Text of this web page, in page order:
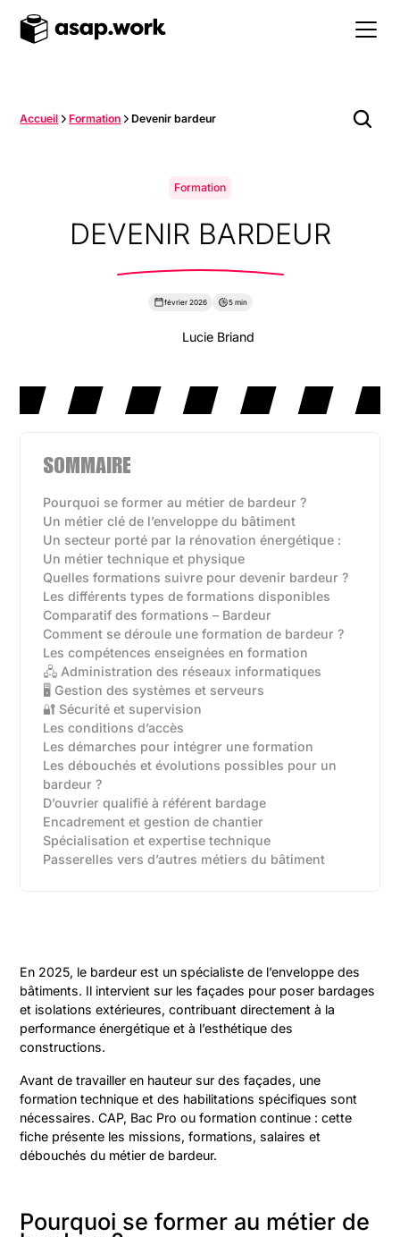
Accueil Formation Devenir bardeur
Formation
DEVENIR BARDEUR
février 2026 5 min
Lucie Briand
SOMMAIRE
Pourquoi se former au métier de bardeur ?
Un métier clé de l’enveloppe du bâtiment
Un secteur porté par la rénovation énergétique :
Un métier technique et physique
Quelles formations suivre pour devenir bardeur ?
Les différents types de formations disponibles‍
Comparatif des formations – Bardeur
Comment se déroule une formation de bardeur ?
Les compétences enseignées en formation
🖧 Administration des réseaux informatiques
🖥️ Gestion des systèmes et serveurs
🔐 Sécurité et supervision
Les conditions d’accès
Les démarches pour intégrer une formation
Les débouchés et évolutions possibles pour un
bardeur ?
D’ouvrier qualifié à référent bardage‍
Encadrement et gestion de chantier‍
Spécialisation et expertise technique‍
Passerelles vers d’autres métiers du bâtiment‍
En 2025, le bardeur est un spécialiste de l’enveloppe des
bâtiments. Il intervient sur les façades pour poser bardages
et isolations extérieures, contribuant directement à la
performance énergétique et à l’esthétique des
constructions.
Avant de travailler en hauteur sur des façades, une
formation technique et des habilitations spécifiques sont
nécessaires. CAP, Bac Pro ou formation continue : cette
fiche présente les missions, formations, salaires et
débouchés du métier de bardeur.
Pourquoi se former au métier de